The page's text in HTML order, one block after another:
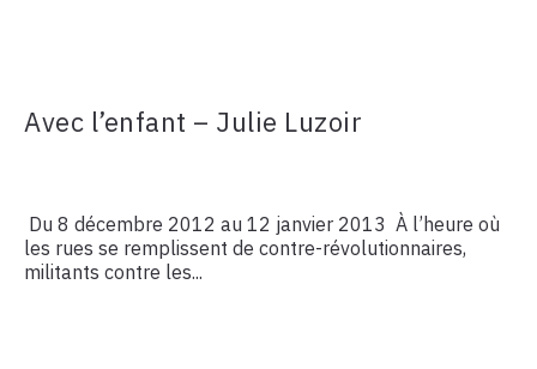
Avec l’enfant – Julie Luzoir
Du 8 décembre 2012 au 12 janvier 2013 À l’heure où
les rues se remplissent de contre-révolutionnaires,
militants contre les...